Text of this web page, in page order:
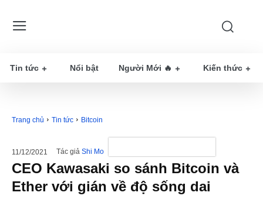
Tin tức Nổi bật Người Mới 🔥 Kiến thức
Trang chủ Tin tức Bitcoin
11/12/2021 Tác giả Shi Mo
CEO Kawasaki so sánh Bitcoin và
Ether với gián về độ sống dai